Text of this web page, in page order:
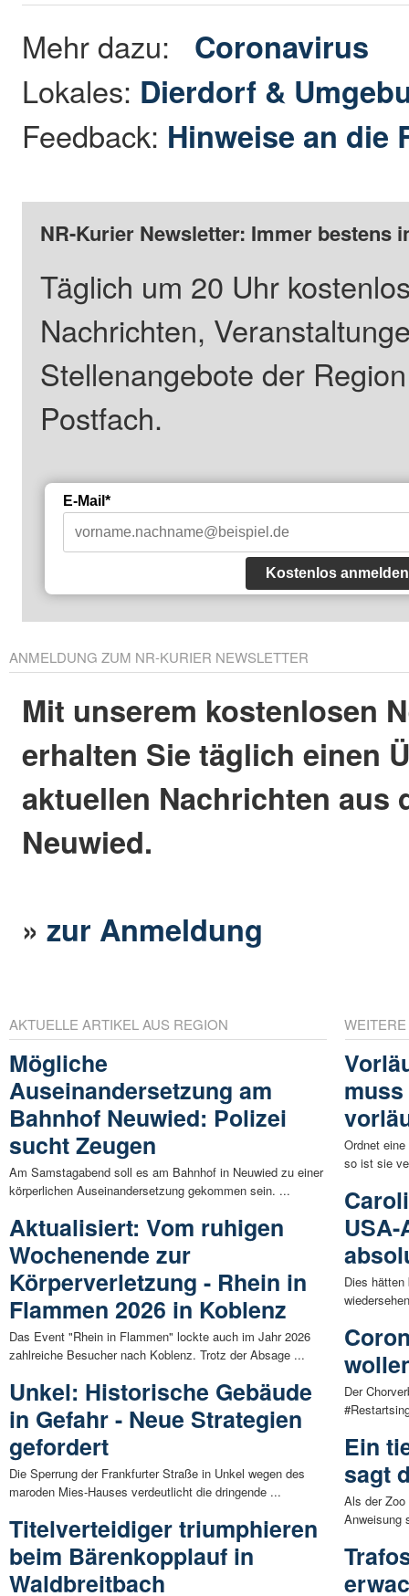
Mehr dazu: Coronavirus
Lokales: Dierdorf &
Feedback: Hinweise an die
NR-Kurier Newsletter: Immer bestens
Täglich um 20 Uhr
Nachrichten,
Stellenangebote der
Postfach.
E-Mail*
Kostenlos anmelden
ANMELDUNG ZUM NR-KURIER NEWSLETTER
Mit unserem kostenlosen
erhalten Sie täglich einen
aktuellen Nachrichten aus
Neuwied.
»zur Anmeldung
AKTUELLE ARTIKEL AUS REGION
Mögliche
Auseinandersetzung am
Bahnhof Neuwied: Polizei
sucht Zeugen
Am Samstagabend soll es am Bahnhof in Neuwied zu einer
körperlichen Auseinandersetzung gekommen sein. ...
Aktualisiert: Vom ruhigen
Wochenende zur
Körperverletzung - Rhein in
Flammen 2026 in Koblenz
Das Event "Rhein in Flammen" lockte auch im Jahr 2026
zahlreiche Besucher nach Koblenz. Trotz der Absage ...
Unkel: Historische Gebäude
in Gefahr - Neue Strategien
gefordert
Die Sperrung der Frankfurter Straße in Unkel wegen des
maroden Mies-Hauses verdeutlicht die dringende ...
Titelverteidiger triumphieren
beim Bärenkopplauf in
Waldbreitbach
Ordnet
so ist sie
Dies
Der
Ein
sagt
Als der
Anweisung